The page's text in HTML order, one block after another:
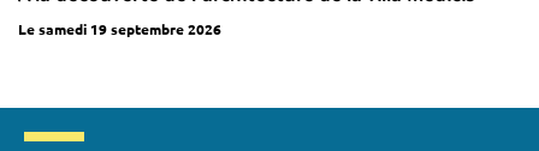
Le samedi 19 septembre 2026